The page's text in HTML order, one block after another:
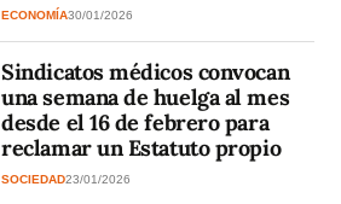
ECONOMÍA30/01/2026
Sindicatos médicos convocan
una semana de huelga al mes
desde el 16 de febrero para
reclamar un Estatuto propio
SOCIEDAD23/01/2026